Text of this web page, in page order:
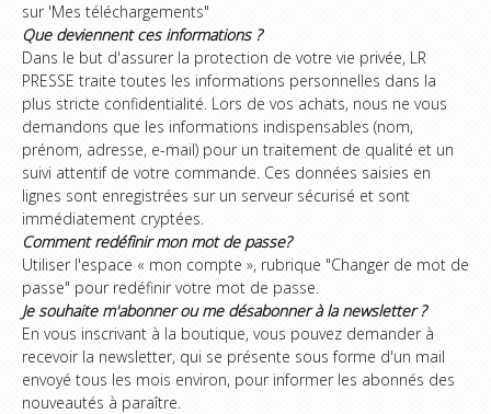
sur 'Mes téléchargements"
Que deviennent ces informations ?
Dans le but d'assurer la protection de votre vie privée, LR
PRESSE traite toutes les informations personnelles dans la
plus stricte confidentialité. Lors de vos achats, nous ne vous
demandons que les informations indispensables (nom,
prénom, adresse, e-mail) pour un traitement de qualité et un
suivi attentif de votre commande. Ces données saisies en
lignes sont enregistrées sur un serveur sécurisé et sont
immédiatement cryptées.
Comment redéfinir mon mot de passe?
Utiliser l'espace « mon compte », rubrique "Changer de mot de
passe" pour redéfinir votre mot de passe.
Je souhaite m'abonner ou me désabonner à la newsletter ?
En vous inscrivant à la boutique, vous pouvez demander à
recevoir la newsletter, qui se présente sous forme d'un mail
envoyé tous les mois environ, pour informer les abonnés des
nouveautés à paraître.